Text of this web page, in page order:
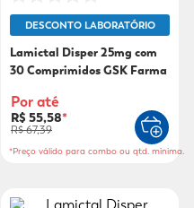
DESCONTO LABORATÓRIO
Lamictal Disper 25mg com
30 Comprimidos GSK Farma
Por até
R$ 55,58*
R$ 67,39
*Preço válido para combo ou qtd. mínima.